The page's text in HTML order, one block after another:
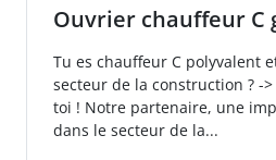
Ouvrier chauffeur C
Tu es chauffeur C polyvalent
secteur de la construction ? -
toi ! Notre partenaire, une
dans le secteur de la...